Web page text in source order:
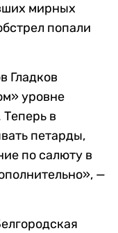
мирных
попали
Гладков
уровне
в
петарды,
по салюту в
—